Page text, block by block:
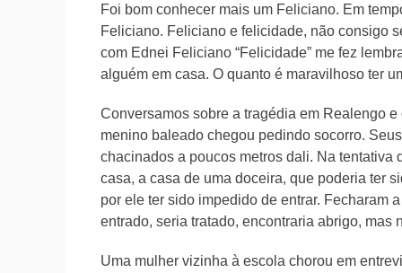
Foi bom conhecer mais um Feliciano. Em
Feliciano. Feliciano e felicidade, não consigo
com Ednei Feliciano “Felicidade” me fez
alguém em casa. O quanto é maravilhoso ter
Conversamos sobre a tragédia em Realengo
menino baleado chegou pedindo socorro.
chacinados a poucos metros dali. Na tentativa
casa, a casa de uma doceira, que poderia ter
por ele ter sido impedido de entrar. Fecharam
entrado, seria tratado, encontraria abrigo,
Uma mulher vizinha à escola chorou em